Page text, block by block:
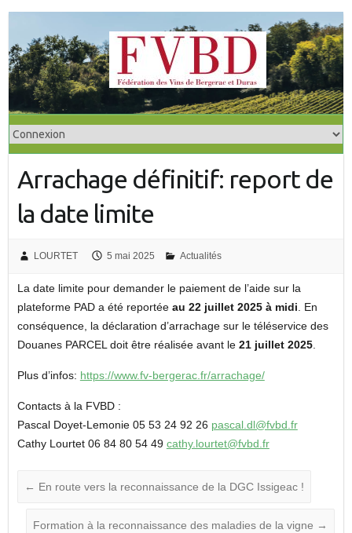
Arrachage définitif: report de
la date limite
LOURTET 5 mai 2025 Actualités
La date limite pour demander le paiement de l’aide sur la
plateforme PAD a été reportée au 22 juillet 2025 à midi. En
conséquence, la déclaration d’arrachage sur le téléservice des
Douanes PARCEL doit être réalisée avant le 21 juillet 2025.
Plus d’infos: https://www.fv-bergerac.fr/arrachage/
Contacts à la FVBD :
Pascal Doyet-Lemonie 05 53 24 92 26 pascal.dl@fvbd.fr
Cathy Lourtet 06 84 80 54 49 cathy.lourtet@fvbd.fr
← En route vers la reconnaissance de la DGC Issigeac !
Formation à la reconnaissance des maladies de la vigne →